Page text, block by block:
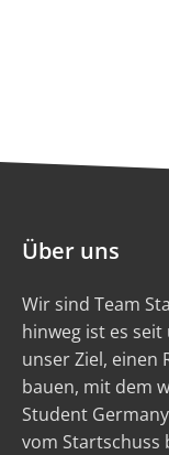
Über uns
Wir sind Team
hinweg ist es
unser Ziel, einen
bauen, mit dem
Student
vom Startschuss